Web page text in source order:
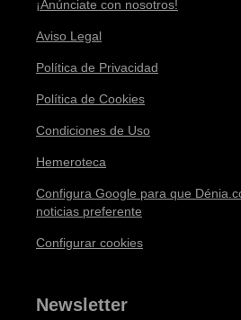
¡Anúnciate con nosotros!
Aviso Legal
Política de Privacidad
Política de Cookies
Condiciones de Uso
Hemeroteca
Configura Google para que
noticias preferente
Configurar cookies
Newsletter